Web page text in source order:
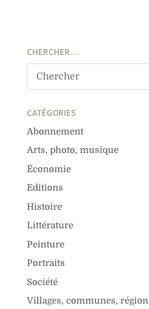
CHERCHER…
CATÉGORIES
Abonnement
Arts, photo, musique
Économie
Editions
Histoire
Littérature
Peinture
Portraits
Société
Villages, communes, région